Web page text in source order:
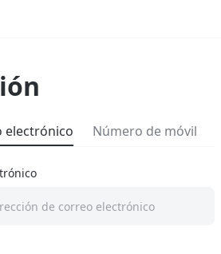
electrónico Número de móvil
de correo electrónico